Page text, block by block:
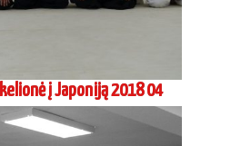
į Japoniją 2018 04